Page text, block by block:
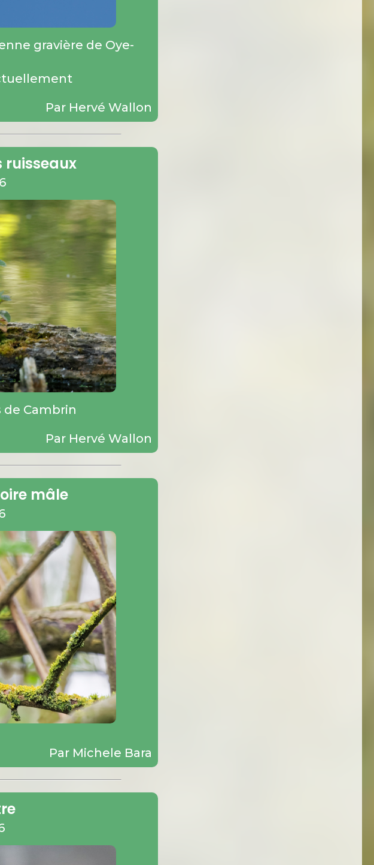
gravière de Oye-
Par Hervé Wallon
ruisseaux
de Cambrin
Par Hervé Wallon
mâle
Par Michele Bara